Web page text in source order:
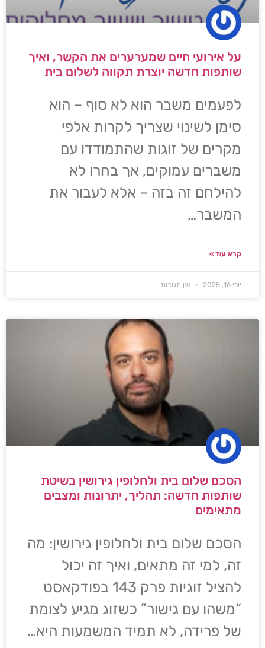
על אירועי חיים שמערערים את הקשר, ואיך
שותפות חדשה יוצרת תקווה לשלום בית
לפעמים משבר הוא לא סוף – הוא
סימן לשינוי שצריך לקרות אלפי
מקרים של זוגות שהתמודדו עם
משברים עמוקים, אך בחרו לא
להילחם זה בזה – אלא לעבור את
המשבר…
קרא עוד »
יולי 16, 2025 אין תגובות
הסכם שלום בית ולחלופין גירושין בשיטת
שותפות חדשה: תהליך, יתרונות ומצבים
מתאימים
הסכם שלום בית ולחלופין גירושין: מה
זה, למי זה מתאים, ואיך זה יכול
להציל זוגיות פרק 143 בפודקאסט
“משהו עם גישור” כשזוג מגיע לצומת
של פרידה, לא תמיד המשמעות היא…